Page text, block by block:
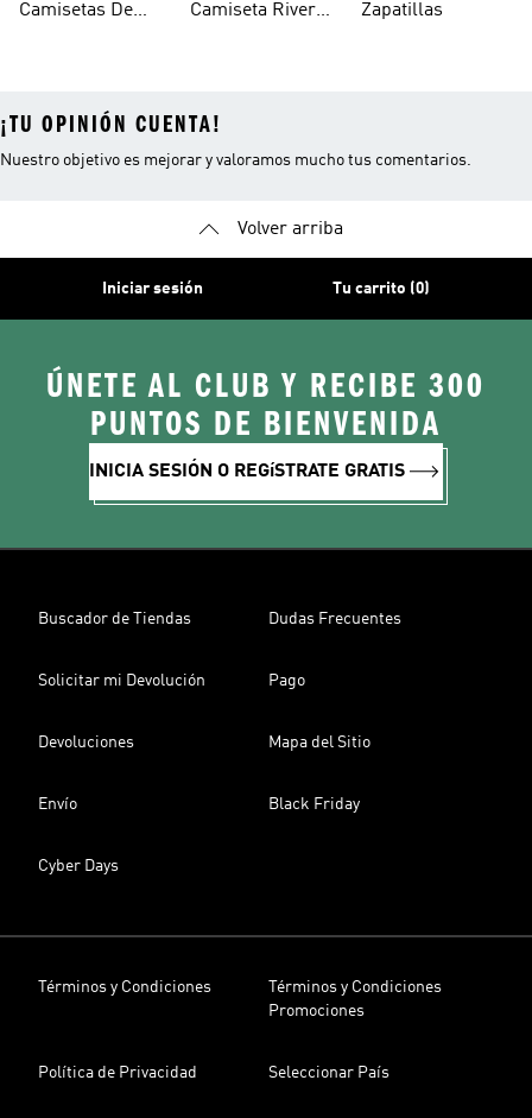
Camisetas De
Camiseta River
Zapatillas
¡TU OPINIÓN CUENTA!
Nuestro objetivo es mejorar y valoramos mucho tus comentarios.
Volver arriba
Iniciar sesión Tu carrito (0)
ÚNETE AL CLUB Y RECIBE 300
PUNTOS DE BIENVENIDA
INICIA SESIÓN O REGíSTRATE GRATIS
Buscador de Tiendas Dudas Frecuentes
Solicitar mi Devolución Pago
Devoluciones Mapa del Sitio
Envío Black Friday
Cyber Days
Términos y Condiciones
Términos y Condiciones
Promociones
Política de Privacidad Seleccionar País